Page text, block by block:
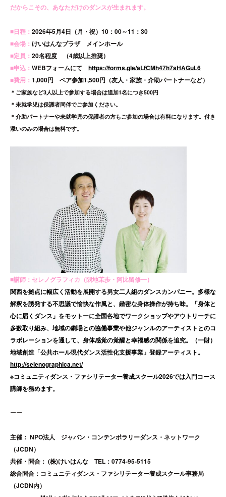
だからこその、あなただけのダンスが生まれます。
■日程： 2026年5月4日（月・祝）10：00～11：30
■会場： けいはんなプラザ メインホール
■定員： 20名程度 （4歳以上推奨）
■申込： WEBフォームにて https://forms.gle/aLfCMh47h7sHAGuL6
■費用： 1,000円 ペア参加1,500円（友人・家族・介助パートナーなど）
＊ご家族など3人以上で参加する場合は追加1名につき500円
＊未就学児は保護者同伴でご参加ください。
＊介助パートナーや未就学児の保護者の方もご参加の場合は有料になります。付き
添いのみの場合は無料です。
■講師：セレノグラフィカ（隅地茉歩・阿比留修一）
関西を拠点に幅広く活動を展開する男女二人組のダンスカンパニー。多様な
解釈を誘発する不思議で愉快な作風と、緻密な身体操作が持ち味。「身体と
心に届くダンス」をモットーに全国各地でワークショップやアウトリーチに
多数取り組み、地域の劇場との協働事業や他ジャンルのアーティストとのコ
ラボレーションを通して、身体感覚の覚醒と幸福感の関係を追究。（一財）
地域創造「公共ホール現代ダンス活性化支援事業」登録アーティスト。
http://selenographica.net/
※コミュニティダンス・ファシリテーター養成スクール2026では入門コース
講師を務めます。
ーー
主催： NPO法人 ジャパン・コンテンポラリーダンス・ネットワーク
（JCDN）
共催・問合： (株)けいはんな TEL：0774-95-5115
総合問合：コミュニティダンス・ファシリテーター養成スクール事務局
（JCDN内）